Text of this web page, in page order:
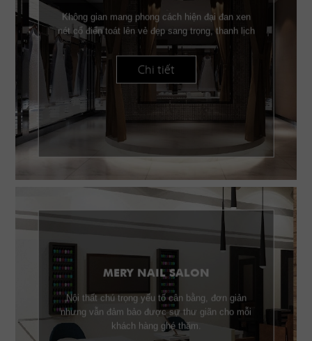
Không gian mang phong cách hiện đại đan xen
nét cổ điển toát lên vẻ đẹp sang trọng, thanh lịch
Chi tiết
MERY NAIL SALON
Nội thất chú trọng yếu tố cân bằng, đơn giản
nhưng vẫn đảm bảo được sự thư giãn cho mỗi
khách hàng ghé thăm.